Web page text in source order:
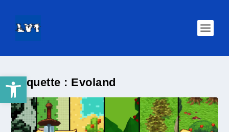
Ouvrir la barre d’outilsÉtiquette : Evoland